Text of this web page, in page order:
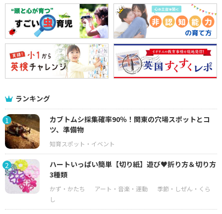
ランキング
1
カブトムシ採集確率90％！関東の穴場スポットとコ
ツ、準備物
2
ハートいっぱい簡単【切り紙】遊び♥折り方＆切り方
3種類